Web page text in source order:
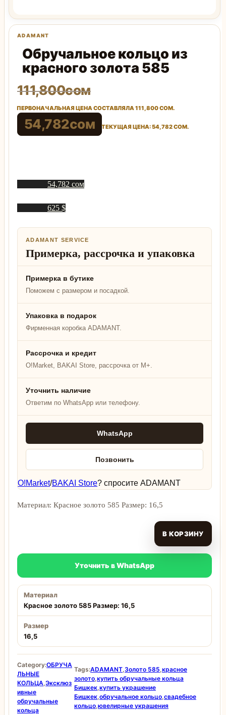
Обручальное кольцо из
красного золота 585
111,800сом
ПЕРВОНАЧАЛЬНАЯ ЦЕНА СОСТАВЛЯЛА 111,800 СОМ.
54,782сом ТЕКУЩАЯ ЦЕНА: 54,782 СОМ.
54,782 сом
625 $
ADAMANT SERVICE
Примерка, рассрочка и упаковка
Примерка в бутике
Поможем с размером и посадкой.
Упаковка в подарок
Фирменная коробка ADAMANT.
Рассрочка и кредит
O!Market, BAKAI Store, рассрочка от M+.
Уточнить наличие
Ответим по WhatsApp или телефону.
WhatsApp
Позвонить
O!Market/BAKAI Store? спросите ADAMANT
Материал: Красное золото 585 Размер: 16,5
В КОРЗИНУ
Уточнить в WhatsApp
Материал
Красное золото 585 Размер: 16,5
Размер
16,5
Category:ОБРУЧА
ЛЬНЫЕ
КОЛЬЦА,Эксклюз
ивные
обручальные
кольца
Tags:ADAMANT,Золото 585,красное
золото,купить обручальные кольца
Бишкек,купить украшение
Бишкек,обручальное кольцо,свадебное
кольцо,ювелирные украшения